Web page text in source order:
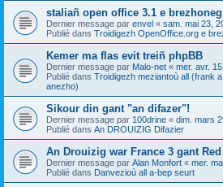
staliañ open office 3.1 e brezhoneg
Dernier message par envel « sam. mai 23,
Publié dans Troidigezh OpenOffice.org e
Kemer ma flas evit treiñ phpBB
Dernier message par Malo-net « mer. avr.
Publié dans Troidigezh meziantoù all (frank
anezho)
Sikour din gant "an difazer"!
Dernier message par 100drine « dim. mars
Publié dans An DROUIZIG Difazier
An Drouizig war France 3 gant
Dernier message par Alan Monfort « mer.
Publié dans Danvezioù all a-bep seurt